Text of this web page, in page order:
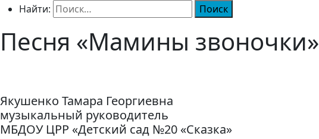
Найти:
Песня «Мамины звоночки»
Якушенко Тамара Георгиевна
музыкальный руководитель
МБДОУ ЦРР «Детский сад №20 «Сказка»